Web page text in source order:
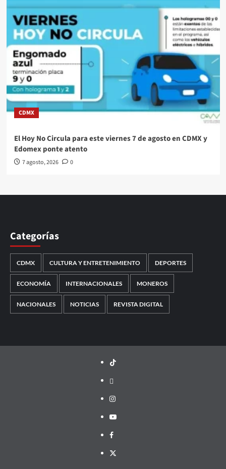
CDMX
El Hoy No Circula para este viernes 7 de agosto en CDMX y
Edomex ponte atento
7 agosto, 2026 0
Categorías
CDMX CULTURA Y ENTRETENIMIENTO DEPORTES
ECONOMÍA INTERNACIONALES MONEROS
NACIONALES NOTICIAS REVISTA DIGITAL
TikTok
threads
Instagram
Youtube
Facebook
X